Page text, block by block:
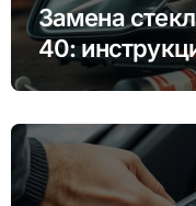
Замена
40: